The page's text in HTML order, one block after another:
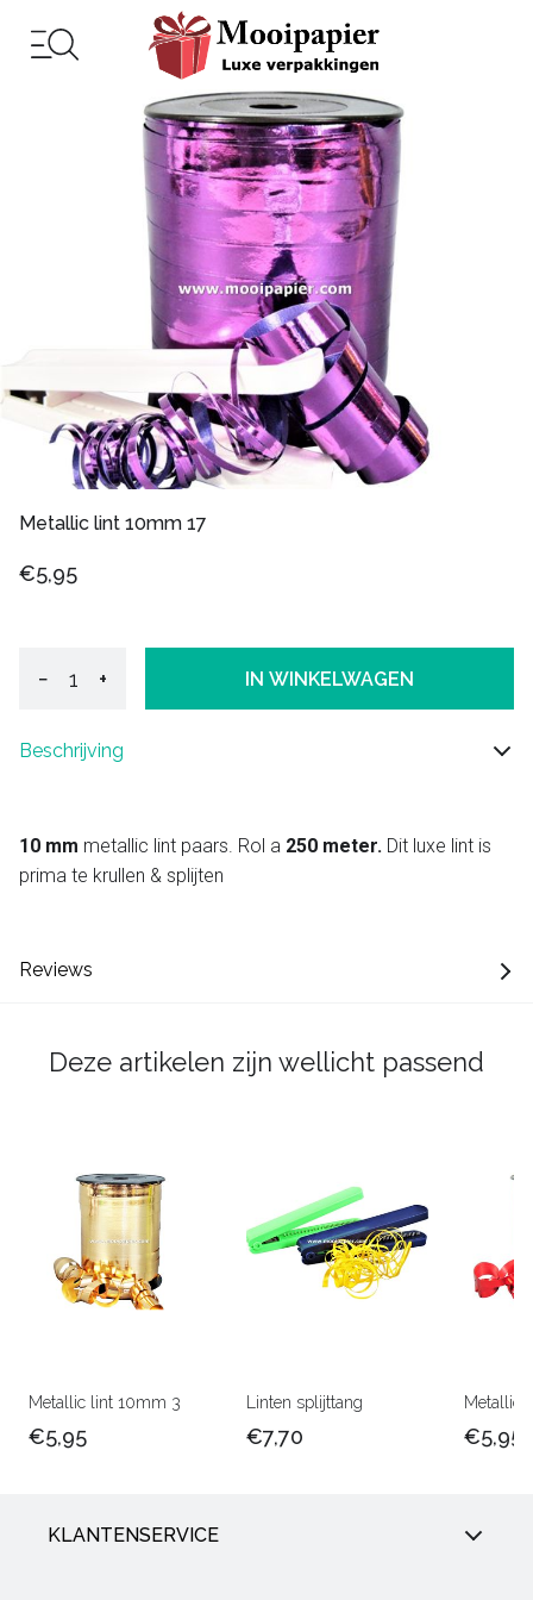
Metallic lint 10mm 17
€5,95
− + IN WINKELWAGEN
Beschrijving
10 mm metallic lint paars. Rol a 250 meter. Dit luxe lint is
prima te krullen & splijten
Reviews
Deze artikelen zijn wellicht passend
Metallic lint 10mm 3
€5,95
Linten splijttang
€7,70
Metallic
€5,95
KLANTENSERVICE